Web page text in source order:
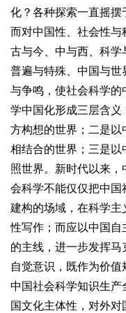
化？各种探索一直摇
而对中国性、社会性
古与今、中与西、科学
普遍与特殊、中国与
与争鸣，使社会科学
学中国化形成三层含义
方构想的世界；二是
相结合的世界；三是
照世界。新时代以来
会科学不能仅仅把中
建构的场域，在科学
性写作；而应以中国
的主线，进一步发挥
自觉意识，既作为价
中国社会科学知识生产
国文化主体性，对外